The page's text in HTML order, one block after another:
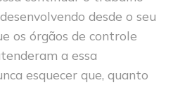
desde o seu
os órgãos de controle
a essa
esquecer que, quanto